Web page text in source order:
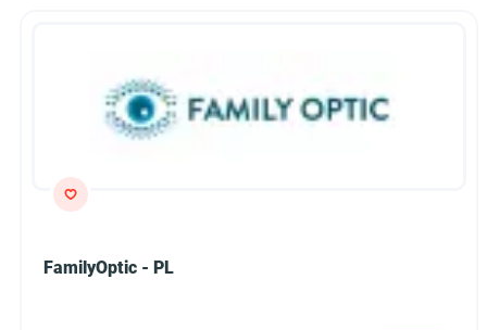
FamilyOptic - PL